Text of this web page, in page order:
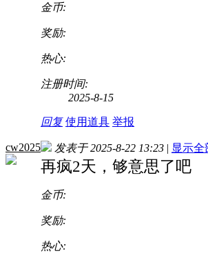
金币:
奖励:
热心:
注册时间:
2025-8-15
回复 使用道具 举报
cw2025 发表于 2025-8-22 13:23 | 显示全
再疯2天，够意思了吧
金币:
奖励:
热心: